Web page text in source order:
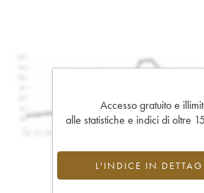
Accesso gratuito e
alle statistiche e indici di oltre
L'INDICE IN